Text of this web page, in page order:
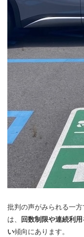
批判の声がみられる一
は、 回数制限や連続利
い傾向にあります。